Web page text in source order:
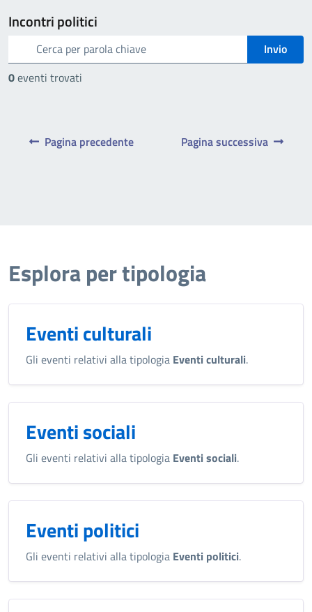
Incontri politici
Invio
0eventi trovati
Pagina precedente Pagina successiva
Esplora per tipologia
Eventi culturali
Gli eventi relativi alla tipologia Eventi culturali.
Eventi sociali
Gli eventi relativi alla tipologia Eventi sociali.
Eventi politici
Gli eventi relativi alla tipologia Eventi politici.